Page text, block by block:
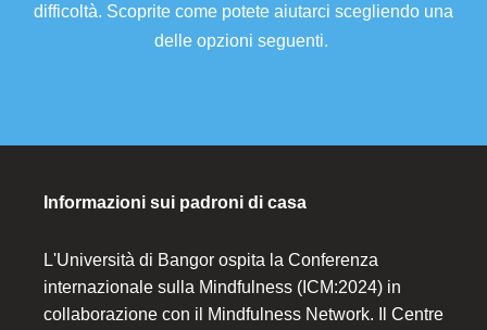
difficoltà. Scoprite come potete aiutarci scegliendo una
delle opzioni seguenti.
Informazioni sui padroni di casa
L'Università di Bangor ospita la Conferenza
internazionale sulla Mindfulness (ICM:2024) in
collaborazione con il Mindfulness Network. Il Centre